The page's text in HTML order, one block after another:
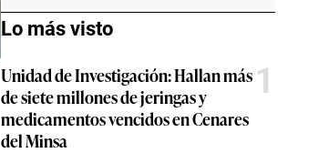
Lo más visto
Unidad de Investigación: Hallan más
de siete millones de jeringas y
medicamentos vencidos en Cenares
del Minsa
1